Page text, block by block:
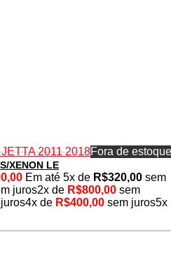
Fora de estoque
XENON LE
Em até 5x de R$320,00 sem
juros2x de R$800,00 sem
4x de R$400,00 sem juros5x